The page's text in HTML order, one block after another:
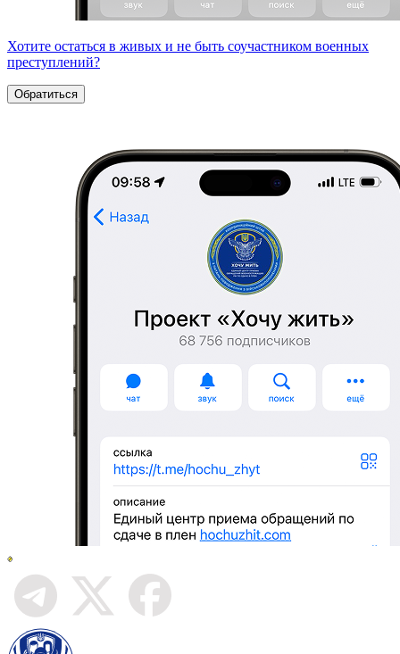
Хотите остаться в живых и не быть соучастником военных
преступлений?
Обратиться